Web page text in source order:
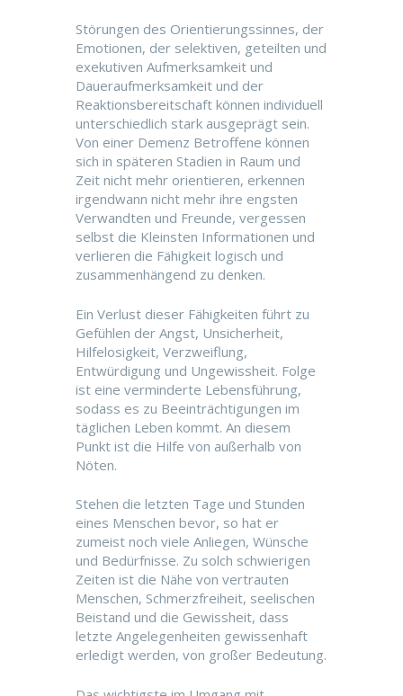
Störungen des Orientierungssinnes, der
Emotionen, der selektiven, geteilten und
exekutiven Aufmerksamkeit und
Daueraufmerksamkeit und der
Reaktionsbereitschaft können individuell
unterschiedlich stark ausgeprägt sein.
Von einer Demenz Betroffene können
sich in späteren Stadien in Raum und
Zeit nicht mehr orientieren, erkennen
irgendwann nicht mehr ihre engsten
Verwandten und Freunde, vergessen
selbst die Kleinsten Informationen und
verlieren die Fähigkeit logisch und
zusammenhängend zu denken.
Ein Verlust dieser Fähigkeiten führt zu
Gefühlen der Angst, Unsicherheit,
Hilfelosigkeit, Verzweiflung,
Entwürdigung und Ungewissheit. Folge
ist eine verminderte Lebensführung,
sodass es zu Beeinträchtigungen im
täglichen Leben kommt. An diesem
Punkt ist die Hilfe von außerhalb von
Nöten.
Stehen die letzten Tage und Stunden
eines Menschen bevor, so hat er
zumeist noch viele Anliegen, Wünsche
und Bedürfnisse. Zu solch schwierigen
Zeiten ist die Nähe von vertrauten
Menschen, Schmerzfreiheit, seelischen
Beistand und die Gewissheit, dass
letzte Angelegenheiten gewissenhaft
erledigt werden, von großer Bedeutung.